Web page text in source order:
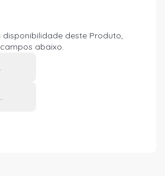
deste Produto,
abaixo.